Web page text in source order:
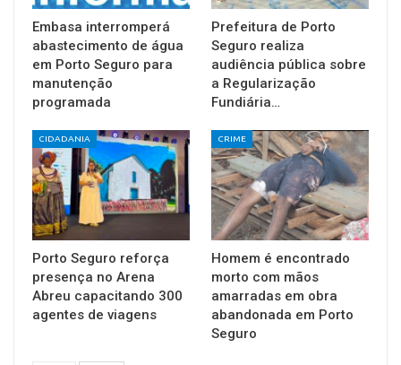
Embasa interromperá
abastecimento de água
em Porto Seguro para
manutenção
programada
Prefeitura de Porto
Seguro realiza
audiência pública sobre
a Regularização
Fundiária…
CIDADANIA
Porto Seguro reforça
presença no Arena
Abreu capacitando 300
agentes de viagens
CRIME
Homem é encontrado
morto com mãos
amarradas em obra
abandonada em Porto
Seguro